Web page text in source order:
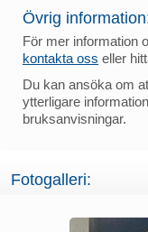
Övrig
För mer information
kontakta oss eller
Du kan ansöka om
ytterligare
bruksanvisningar.
Fotogalleri: